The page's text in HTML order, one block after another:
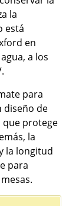
la
está
en
a los
para
diseño de
que protege
la
la longitud
para